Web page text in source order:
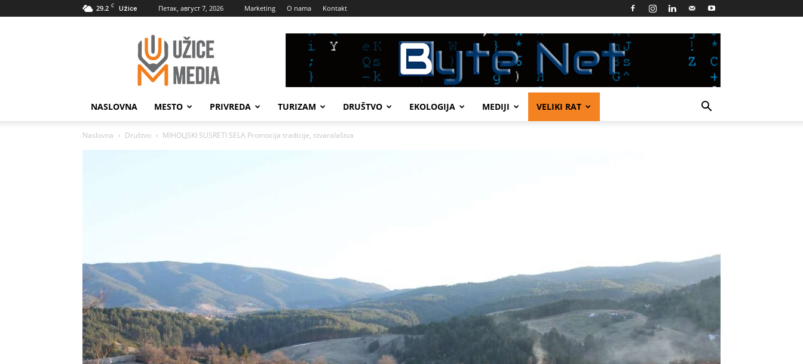
29.2 C Užice Петак, август 7, 2026 Marketing O nama Kontakt
UžiceMedia
NASLOVNA MESTO PRIVREDA TURIZAM DRUŠTVO EKOLOGIJA MEDIJI VELIKI RAT
Naslovna Društvo MIHOLJSKI SUSRETI SELA Promocija tradicije, stvaralaštva